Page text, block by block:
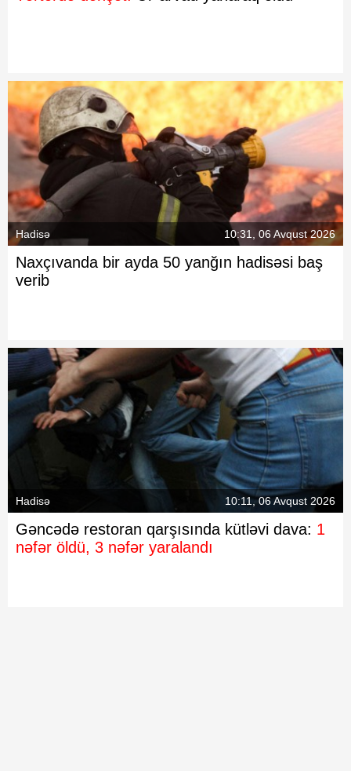
Hadisə 10:31, 06 Avqust 2026
Naxçıvanda bir ayda 50 yanğın hadisəsi baş
verib
Hadisə 10:11, 06 Avqust 2026
Gəncədə restoran qarşısında kütləvi dava: 1
nəfər öldü, 3 nəfər yaralandı